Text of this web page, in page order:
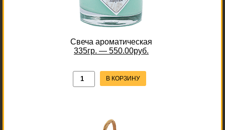
Свеча ароматическая
335гр. — 550.00руб.
В КОРЗИНУ